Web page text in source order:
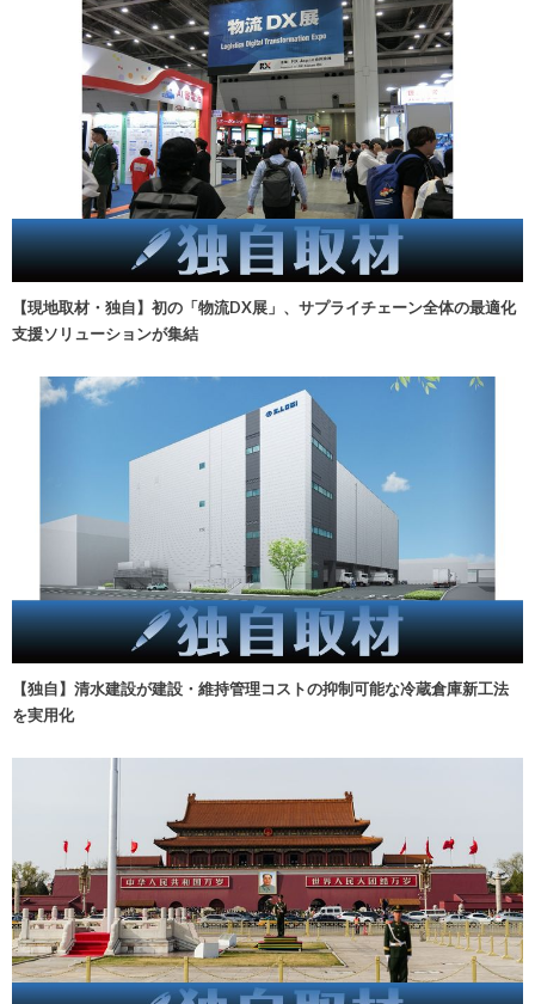
【現地取材・独自】初の「物流DX展」、サプライチェーン全体の最適化
支援ソリューションが集結
【独自】清水建設が建設・維持管理コストの抑制可能な冷蔵倉庫新工法
を実用化